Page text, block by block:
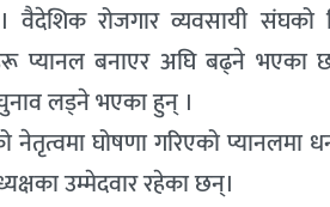
वैदेशिक रोजगार व्यवसायी
प्यानल बनाएर अघि बढ्ने भएका
लड्ने भएका हुन् ।
नेतृत्वमा घोषणा गरिएको प्यानलमा
उम्मेदवार रहेका छन्।